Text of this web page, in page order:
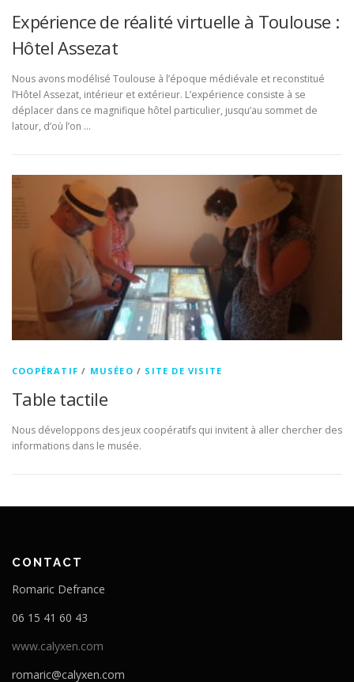
Expérience de réalité virtuelle à Toulouse :
Hôtel Assezat
Nous avons modélisé Toulouse à l’époque médiévale et reconstitué
l’Hôtel Assezat, intérieur et extérieur. L’expérience consiste à se
déplacer dans ce magnifique hôtel particulier, jusqu’au sommet de
latour, d’où l’on …
COOPÉRATIF / MUSÉEO / SITE DE VISITE
Table tactile
Nous développons des jeux coopératifs qui invitent à aller chercher des
informations dans le musée.
CONTACT
Romaric Defrance
06 15 41 60 43
www.calyxen.com
romaric@calyxen.com